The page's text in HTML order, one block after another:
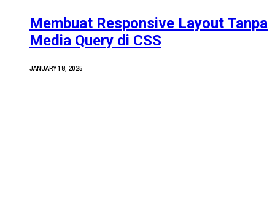
Membuat Responsive Layout Tanpa
Media Query di CSS
JANUARY 18, 2025